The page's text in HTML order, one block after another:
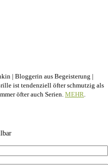
| Bloggerin aus Begeisterung |
ist tendenziell öfter schmutzig als
öfter auch Serien. MEHR.